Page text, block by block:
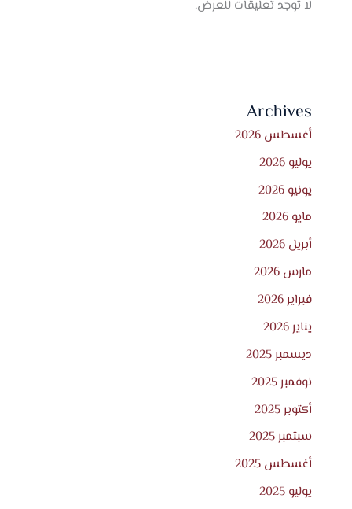
لا توجد تعليقات للعرض.
Archives
أغسطس 2026
يوليو 2026
يونيو 2026
مايو 2026
أبريل 2026
مارس 2026
فبراير 2026
يناير 2026
ديسمبر 2025
نوفمبر 2025
أكتوبر 2025
سبتمبر 2025
أغسطس 2025
يوليو 2025